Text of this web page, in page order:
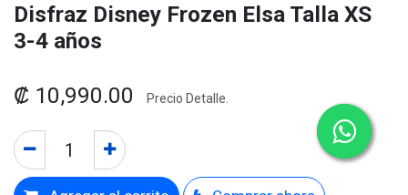
Disfraz Disney Frozen Elsa Talla XS
3-4 años
₡ 10,990.00 Precio Detalle.